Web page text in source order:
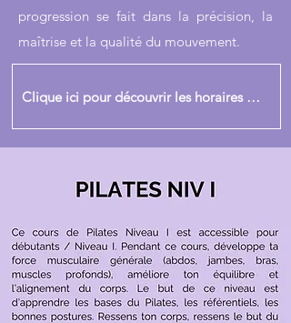
progression se fait dans la précision, la
maîtrise et la qualité du mouvement.
Clique ici pour découvrir les horaires des cours